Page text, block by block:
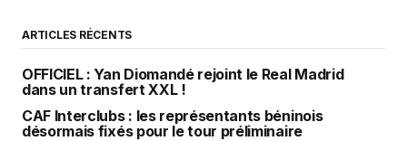
ARTICLES RÉCENTS
OFFICIEL : Yan Diomandé rejoint le Real Madrid
dans un transfert XXL !
CAF Interclubs : les représentants béninois
désormais fixés pour le tour préliminaire